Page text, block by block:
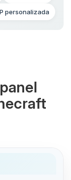
personalizada
panel